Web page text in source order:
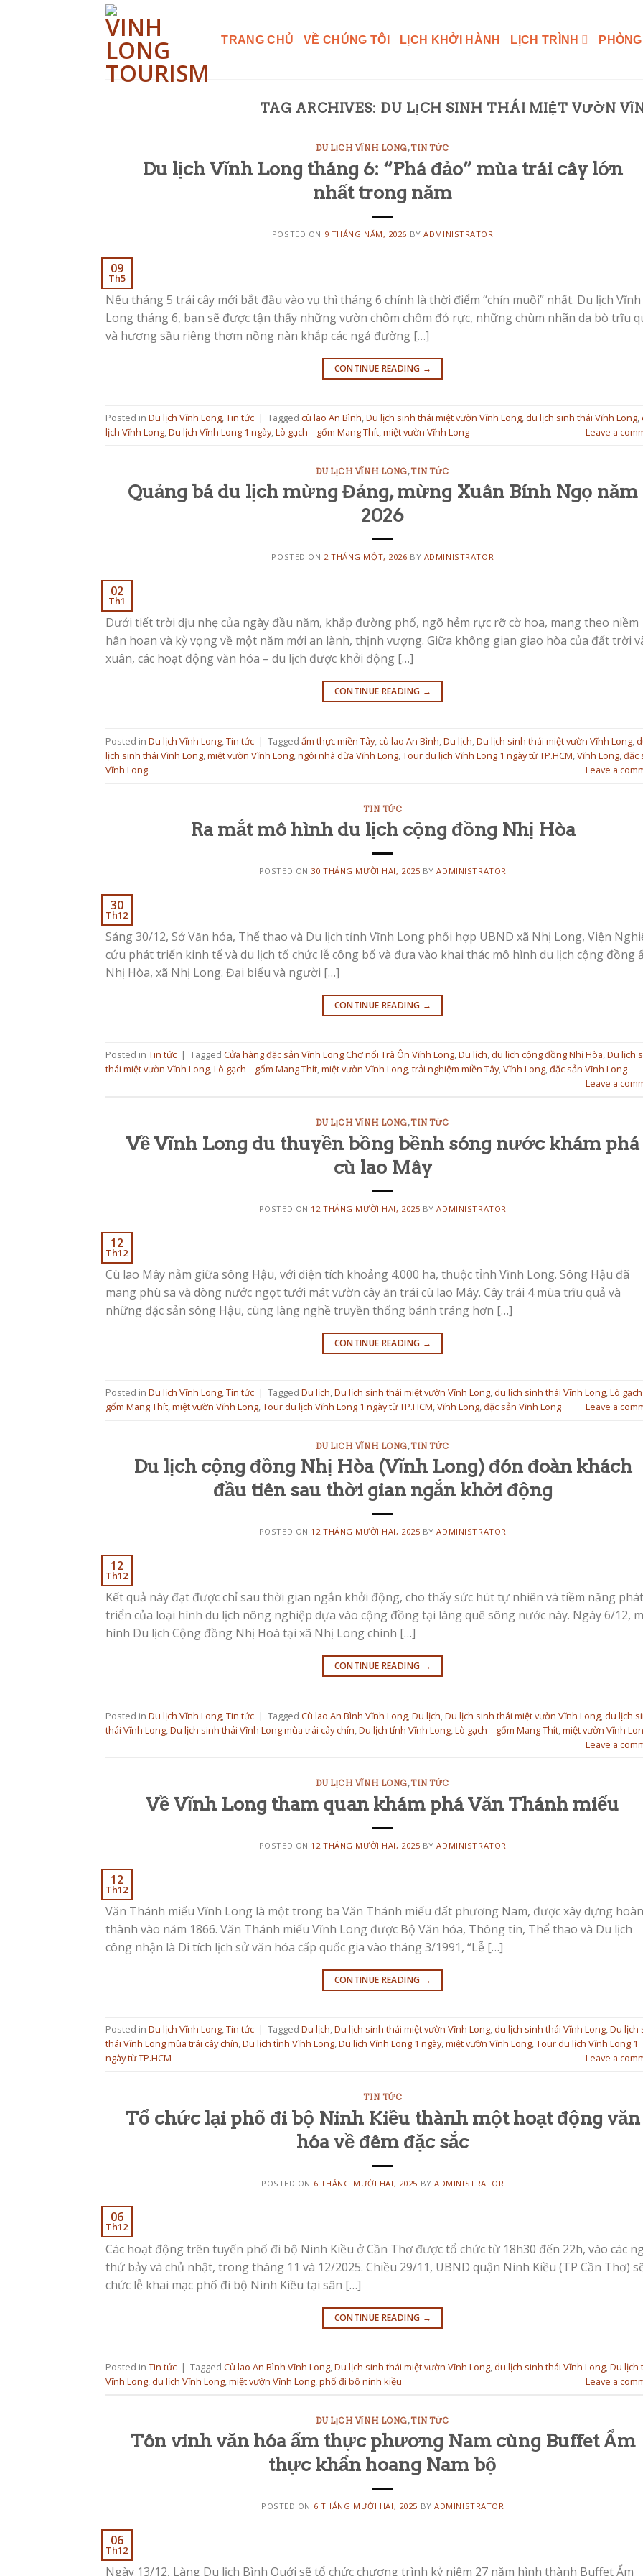
TRANG CHỦ VỀ CHÚNG TÔI LỊCH KHỞI HÀNH LỊCH TRÌNH
TAG ARCHIVES: DU LỊCH SINH THÁI MIỆT VƯỜN
DU LỊCH VĨNH LONG,TIN TỨC
Du lịch Vĩnh Long tháng 6: “Phá đảo” mùa trái cây lớn
nhất trong năm
POSTED ON 9 THÁNG NĂM, 2026 BYADMINISTRATOR
09
Th5
Nếu tháng 5 trái cây mới bắt đầu vào vụ thì tháng 6 chính là thời điểm “chín muồi” nhất. Du lịch Vĩnh
Long tháng 6, bạn sẽ được tận thấy những vườn chôm chôm đỏ rực, những chùm nhãn da bò trĩu
và hương sầu riêng thơm nồng nàn khắp các ngả đường […]
CONTINUE READING →
Posted in Du lịch Vĩnh Long,Tin tức | Tagged cù lao An Bình,Du lịch sinh thái miệt vườn Vĩnh Long, du lịch sinh thái Vĩnh Long,
lịch Vĩnh Long,Du lịch Vĩnh Long 1 ngày,Lò gạch – gốm Mang Thít,miệt vườn Vĩnh Long Leave a
DU LỊCH VĨNH LONG,TIN TỨC
Quảng bá du lịch mừng Đảng, mừng Xuân Bính Ngọ năm
2026
POSTED ON 2 THÁNG MỘT, 2026 BY ADMINISTRATOR
02
Th1
Dưới tiết trời dịu nhẹ của ngày đầu năm, khắp đường phố, ngõ hẻm rực rỡ cờ hoa, mang theo niềm
hân hoan và kỳ vọng về một năm mới an lành, thịnh vượng. Giữa không gian giao hòa của đất trời
xuân, các hoạt động văn hóa – du lịch được khởi động […]
CONTINUE READING →
Posted in Du lịch Vĩnh Long,Tin tức | Tagged ẩm thực miền Tây,cù lao An Bình,Du lịch,Du lịch sinh thái miệt vườn Vĩnh Long,
lịch sinh thái Vĩnh Long,miệt vườn Vĩnh Long,ngôi nhà dừa Vĩnh Long,Tour du lịch Vĩnh Long 1 ngày từ TP.HCM,Vĩnh Long,đặc
Vĩnh Long
Leave a
TIN TỨC
Ra mắt mô hình du lịch cộng đồng Nhị Hòa
POSTED ON 30 THÁNG MƯỜI HAI, 2025 BYADMINISTRATOR
30
Th12
Sáng 30/12, Sở Văn hóa, Thể thao và Du lịch tỉnh Vĩnh Long phối hợp UBND xã Nhị Long, Viện
cứu phát triển kinh tế và du lịch tổ chức lễ công bố và đưa vào khai thác mô hình du lịch cộng đồng
Nhị Hòa, xã Nhị Long. Đại biểu và người […]
CONTINUE READING →
Posted in Tin tức | Tagged Cửa hàng đặc sản Vĩnh Long Chợ nổi Trà Ôn Vĩnh Long,Du lịch, du lịch cộng đồng Nhị Hòa,Du lịch
thái miệt vườn Vĩnh Long,Lò gạch – gốm Mang Thít,miệt vườn Vĩnh Long,trải nghiệm miền Tây,Vĩnh Long,đặc sản Vĩnh Long
Leave a
DU LỊCH VĨNH LONG,TIN TỨC
Về Vĩnh Long du thuyền bồng bềnh sóng nước khám phá
cù lao Mây
POSTED ON 12 THÁNG MƯỜI HAI, 2025 BYADMINISTRATOR
12
Th12
Cù lao Mây nằm giữa sông Hậu, với diện tích khoảng 4.000 ha, thuộc tỉnh Vĩnh Long. Sông Hậu đã
mang phù sa và dòng nước ngọt tưới mát vườn cây ăn trái cù lao Mây. Cây trái 4 mùa trĩu quả và
những đặc sản sông Hậu, cùng làng nghề truyền thống bánh tráng hơn […]
CONTINUE READING →
Posted in Du lịch Vĩnh Long,Tin tức | Tagged Du lịch,Du lịch sinh thái miệt vườn Vĩnh Long, du lịch sinh thái Vĩnh Long,Lò
gốm Mang Thít,miệt vườn Vĩnh Long,Tour du lịch Vĩnh Long 1 ngày từ TP.HCM,Vĩnh Long,đặc sản Vĩnh Long Leave a
DU LỊCH VĨNH LONG,TIN TỨC
Du lịch cộng đồng Nhị Hòa (Vĩnh Long) đón đoàn khách
đầu tiên sau thời gian ngắn khởi động
POSTED ON 12 THÁNG MƯỜI HAI, 2025 BYADMINISTRATOR
12
Th12
Kết quả này đạt được chỉ sau thời gian ngắn khởi động, cho thấy sức hút tự nhiên và tiềm năng phát
triển của loại hình du lịch nông nghiệp dựa vào cộng đồng tại làng quê sông nước này. Ngày 6/12,
hình Du lịch Cộng đồng Nhị Hoà tại xã Nhị Long chính […]
CONTINUE READING →
Posted in Du lịch Vĩnh Long,Tin tức | Tagged Cù lao An Bình Vĩnh Long,Du lịch,Du lịch sinh thái miệt vườn Vĩnh Long, du lịch
thái Vĩnh Long,Du lịch sinh thái Vĩnh Long mùa trái cây chín,Du lịch tỉnh Vĩnh Long,Lò gạch – gốm Mang Thít,miệt vườn Vĩnh
Leave a
DU LỊCH VĨNH LONG,TIN TỨC
Về Vĩnh Long tham quan khám phá Văn Thánh miếu
POSTED ON 12 THÁNG MƯỜI HAI, 2025 BYADMINISTRATOR
12
Th12
Văn Thánh miếu Vĩnh Long là một trong ba Văn Thánh miếu đất phương Nam, được xây dựng hoàn
thành vào năm 1866. Văn Thánh miếu Vĩnh Long được Bộ Văn hóa, Thông tin, Thể thao và Du lịch
công nhận là Di tích lịch sử văn hóa cấp quốc gia vào tháng 3/1991, “Lễ […]
CONTINUE READING →
Posted in Du lịch Vĩnh Long,Tin tức | Tagged Du lịch,Du lịch sinh thái miệt vườn Vĩnh Long, du lịch sinh thái Vĩnh Long,Du lịch
thái Vĩnh Long mùa trái cây chín,Du lịch tỉnh Vĩnh Long,Du lịch Vĩnh Long 1 ngày,miệt vườn Vĩnh Long,Tour du lịch Vĩnh Long 1
ngày từ TP.HCM
Leave a
TIN TỨC
Tổ chức lại phố đi bộ Ninh Kiều thành một hoạt động văn
hóa về đêm đặc sắc
POSTED ON 6 THÁNG MƯỜI HAI, 2025 BYADMINISTRATOR
06
Th12
Các hoạt động trên tuyến phố đi bộ Ninh Kiều ở Cần Thơ được tổ chức từ 18h30 đến 22h, vào các
thứ bảy và chủ nhật, trong tháng 11 và 12/2025. Chiều 29/11, UBND quận Ninh Kiều (TP Cần Thơ)
chức lễ khai mạc phố đi bộ Ninh Kiều tại sân […]
CONTINUE READING →
Posted in Tin tức | Tagged Cù lao An Bình Vĩnh Long,Du lịch sinh thái miệt vườn Vĩnh Long, du lịch sinh thái Vĩnh Long,Du lịch
Vĩnh Long, du lịch Vĩnh Long,miệt vườn Vĩnh Long,phố đi bộ ninh kiều Leave a
DU LỊCH VĨNH LONG,TIN TỨC
Tôn vinh văn hóa ẩm thực phương Nam cùng Buffet Ẩm
thực khẩn hoang Nam bộ
POSTED ON 6 THÁNG MƯỜI HAI, 2025 BYADMINISTRATOR
06
Th12
Ngày 13/12, Làng Du lịch Bình Quới sẽ tổ chức chương trình kỷ niệm 27 năm hình thành Buffet Ẩm